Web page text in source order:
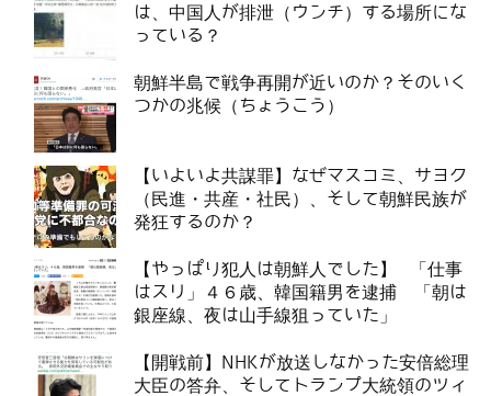
は、中国人が排泄（ウンチ）する場所にな
っている？
朝鮮半島で戦争再開が近いのか？そのいく
つかの兆候（ちょうこう）
【いよいよ共謀罪】なぜマスコミ、サヨク
（民進・共産・社民）、そして朝鮮民族が
発狂するのか？
【やっぱり犯人は朝鮮人でした】 「仕事
はスリ」４６歳、韓国籍男を逮捕 「朝は
銀座線、夜は山手線狙っていた」
【開戦前】NHKが放送しなかった安倍総理
大臣の答弁、そしてトランプ大統領のツィ